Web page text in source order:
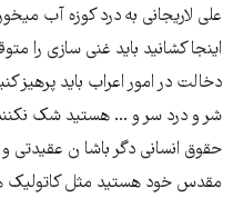
علی لاریجانی به درد کوزه آب
اینجا کشانید باید غنی سازی را
دخالت در امور اعراب باید پرهیز
شر و درد سر و ... هستید شک نکنند
حقوق انسانی دگر باشا ن عقیدتی و
مقدس خود هستید مثل کاتولیک